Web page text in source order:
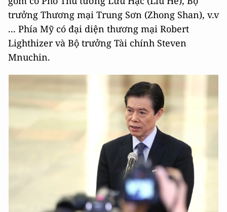
trưởng Thương mại Trung Sơn (Zhong Shan), v.v
... Phía Mỹ có đại diện thương mại Robert
Lighthizer và Bộ trưởng Tài chính Steven
Mnuchin.